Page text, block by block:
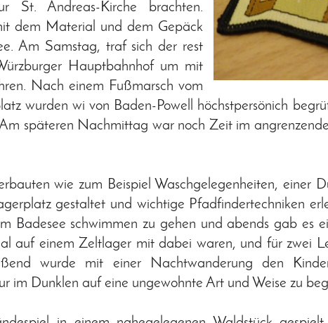
St. Andreas-Kirche brachten.
dem Material und dem Gepäck
Am Samstag, traf sich der rest
Hauptbahnhof um mit
Nach einem Fußmarsch vom
wurden wi von Baden-Powell höchstpersönich
späteren Nachmittag war noch Zeit im
wie zum Beispiel Waschgelegenheiten, einer
gestaltet und wichtige Pfadfindertechniken
Badesee schwimmen zu gehen und abends gab es
auf einem Zeltlager mit dabei waren, und für zwei
wurde mit einer Nachtwanderung den
im Dunklen auf eine ungewohnte Art und Weise zu